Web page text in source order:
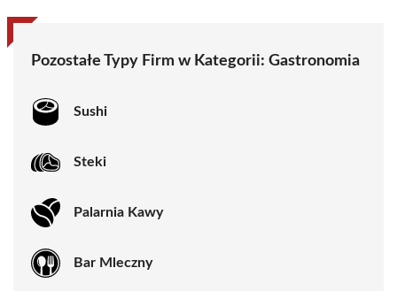
Pozostałe Typy Firm w Kategorii: Gastronomia
Sushi
Steki
Palarnia Kawy
Bar Mleczny